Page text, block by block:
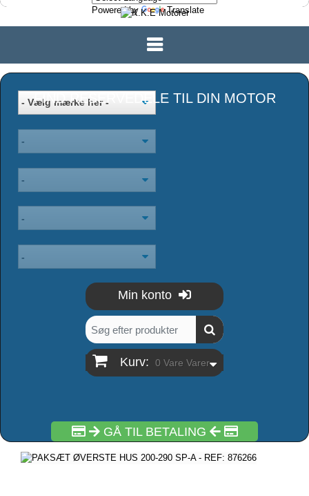
Powered by Translate
FIND RESERVEDELE TIL DIN MOTOR
Min konto
Kurv: 0 Vare Varer
GÅ TIL BETALING